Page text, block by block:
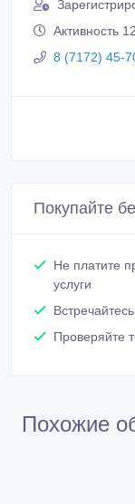
Активность
8 (7172) 45-
Покупайте
Не платите
услуги
Проверяйте
Похожие